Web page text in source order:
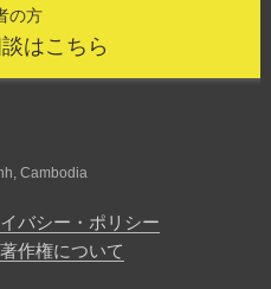
の方
はこちら
Cambodia
バシー・ポリシー
著作権について